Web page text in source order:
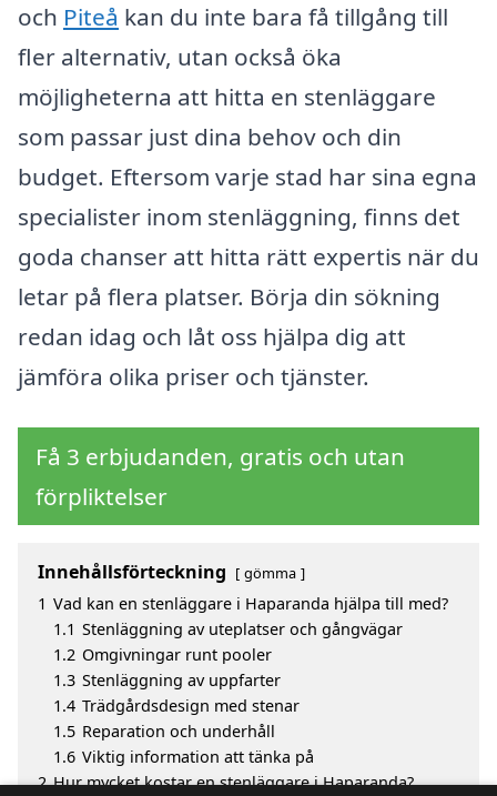
och Piteå kan du inte bara få tillgång till
fler alternativ, utan också öka
möjligheterna att hitta en stenläggare
som passar just dina behov och din
budget. Eftersom varje stad har sina egna
specialister inom stenläggning, finns det
goda chanser att hitta rätt expertis när du
letar på flera platser. Börja din sökning
redan idag och låt oss hjälpa dig att
jämföra olika priser och tjänster.
Få 3 erbjudanden, gratis och utan
förpliktelser
Innehållsförteckning gömma
1 Vad kan en stenläggare i Haparanda hjälpa till med?
1.1 Stenläggning av uteplatser och gångvägar
1.2 Omgivningar runt pooler
1.3 Stenläggning av uppfarter
1.4 Trädgårdsdesign med stenar
1.5 Reparation och underhåll
1.6 Viktig information att tänka på
2 Hur mycket kostar en stenläggare i Haparanda?